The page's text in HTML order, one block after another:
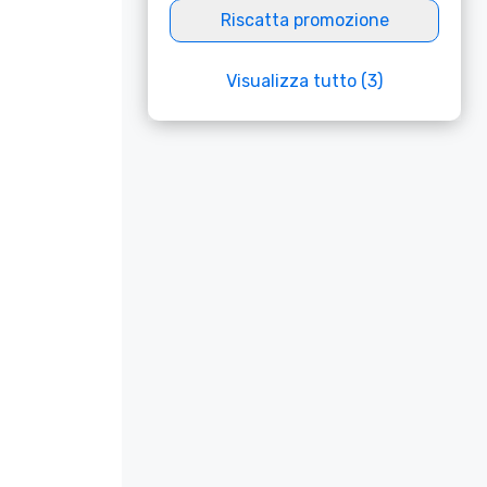
Riscatta promozione
Visualizza tutto (3)